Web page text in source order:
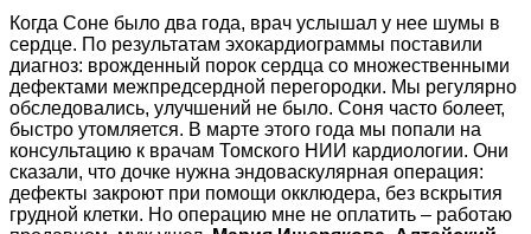
Когда Соне было два года, врач услышал у нее шумы в
сердце. По результатам эхокардиограммы поставили
диагноз: врожденный порок сердца со множественными
дефектами межпредсердной перегородки. Мы регулярно
обследовались, улучшений не было. Соня часто болеет,
быстро утомляется. В марте этого года мы попали на
консультацию к врачам Томского НИИ кардиологии. Они
сказали, что дочке нужна эндоваскулярная операция:
дефекты закроют при помощи окклюдера, без вскрытия
грудной клетки. Но операцию мне не оплатить – работаю